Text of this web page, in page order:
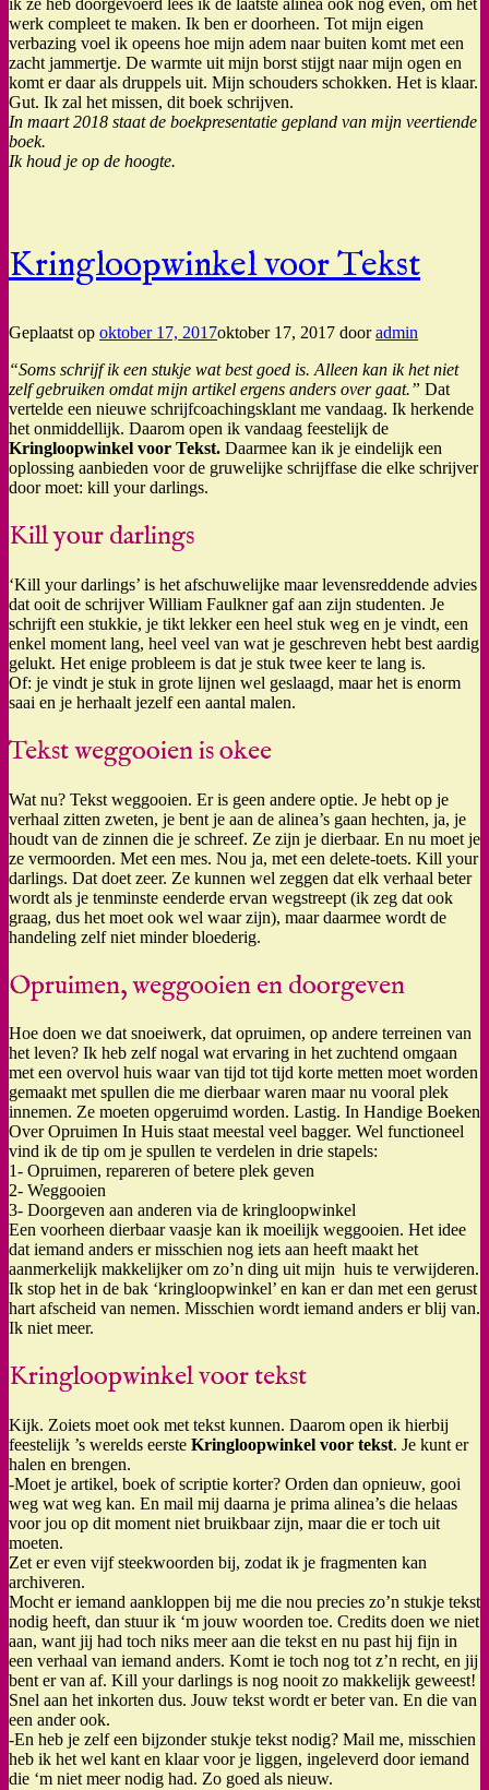
ik ze heb doorgevoerd lees ik de laatste alinea ook nog even, om het
werk compleet te maken. Ik ben er doorheen. Tot mijn eigen
verbazing voel ik opeens hoe mijn adem naar buiten komt met een
zacht jammertje. De warmte uit mijn borst stijgt naar mijn ogen en
komt er daar als druppels uit. Mijn schouders schokken. Het is klaar.
Gut. Ik zal het missen, dit boek schrijven.
In maart 2018 staat de boekpresentatie gepland van mijn veertiende
boek.
Ik houd je op de hoogte.
Kringloopwinkel voor Tekst
Geplaatst op oktober 17, 2017oktober 17, 2017 dooradmin
“Soms schrijf ik een stukje wat best goed is. Alleen kan ik het niet
zelf gebruiken omdat mijn artikel ergens anders over gaat.” Dat
vertelde een nieuwe schrijfcoachingsklant me vandaag. Ik herkende
het onmiddellijk. Daarom open ik vandaag feestelijk de
Kringloopwinkel voor Tekst. Daarmee kan ik je eindelijk een
oplossing aanbieden voor de gruwelijke schrijffase die elke schrijver
door moet: kill your darlings.
Kill your darlings
‘Kill your darlings’ is het afschuwelijke maar levensreddende advies
dat ooit de schrijver William Faulkner gaf aan zijn studenten. Je
schrijft een stukkie, je tikt lekker een heel stuk weg en je vindt, een
enkel moment lang, heel veel van wat je geschreven hebt best aardig
gelukt. Het enige probleem is dat je stuk twee keer te lang is.
Of: je vindt je stuk in grote lijnen wel geslaagd, maar het is enorm
saai en je herhaalt jezelf een aantal malen.
Tekst weggooien is okee
Wat nu? Tekst weggooien. Er is geen andere optie. Je hebt op je
verhaal zitten zweten, je bent je aan de alinea’s gaan hechten, ja, je
houdt van de zinnen die je schreef. Ze zijn je dierbaar. En nu moet je
ze vermoorden. Met een mes. Nou ja, met een delete-toets. Kill your
darlings. Dat doet zeer. Ze kunnen wel zeggen dat elk verhaal beter
wordt als je tenminste eenderde ervan wegstreept (ik zeg dat ook
graag, dus het moet ook wel waar zijn), maar daarmee wordt de
handeling zelf niet minder bloederig.
Opruimen, weggooien en doorgeven
Hoe doen we dat snoeiwerk, dat opruimen, op andere terreinen van
het leven? Ik heb zelf nogal wat ervaring in het zuchtend omgaan
met een overvol huis waar van tijd tot tijd korte metten moet worden
gemaakt met spullen die me dierbaar waren maar nu vooral plek
innemen. Ze moeten opgeruimd worden. Lastig. In Handige Boeken
Over Opruimen In Huis staat meestal veel bagger. Wel functioneel
vind ik de tip om je spullen te verdelen in drie stapels:
1- Opruimen, repareren of betere plek geven
2- Weggooien
3- Doorgeven aan anderen via de kringloopwinkel
Een voorheen dierbaar vaasje kan ik moeilijk weggooien. Het idee
dat iemand anders er misschien nog iets aan heeft maakt het
aanmerkelijk makkelijker om zo’n ding uit mijn huis te verwijderen.
Ik stop het in de bak ‘kringloopwinkel’ en kan er dan met een gerust
hart afscheid van nemen. Misschien wordt iemand anders er blij van.
Ik niet meer.
Kringloopwinkel voor tekst
Kijk. Zoiets moet ook met tekst kunnen. Daarom open ik hierbij
feestelijk ’s werelds eerste Kringloopwinkel voor tekst. Je kunt er
halen en brengen.
-Moet je artikel, boek of scriptie korter? Orden dan opnieuw, gooi
weg wat weg kan. En mail mij daarna je prima alinea’s die helaas
voor jou op dit moment niet bruikbaar zijn, maar die er toch uit
moeten.
Zet er even vijf steekwoorden bij, zodat ik je fragmenten kan
archiveren.
Mocht er iemand aankloppen bij me die nou precies zo’n stukje tekst
nodig heeft, dan stuur ik ‘m jouw woorden toe. Credits doen we niet
aan, want jij had toch niks meer aan die tekst en nu past hij fijn in
een verhaal van iemand anders. Komt ie toch nog tot z’n recht, en jij
bent er van af. Kill your darlings is nog nooit zo makkelijk geweest!
Snel aan het inkorten dus. Jouw tekst wordt er beter van. En die van
een ander ook.
-En heb je zelf een bijzonder stukje tekst nodig? Mail me, misschien
heb ik het wel kant en klaar voor je liggen, ingeleverd door iemand
die ‘m niet meer nodig had. Zo goed als nieuw.